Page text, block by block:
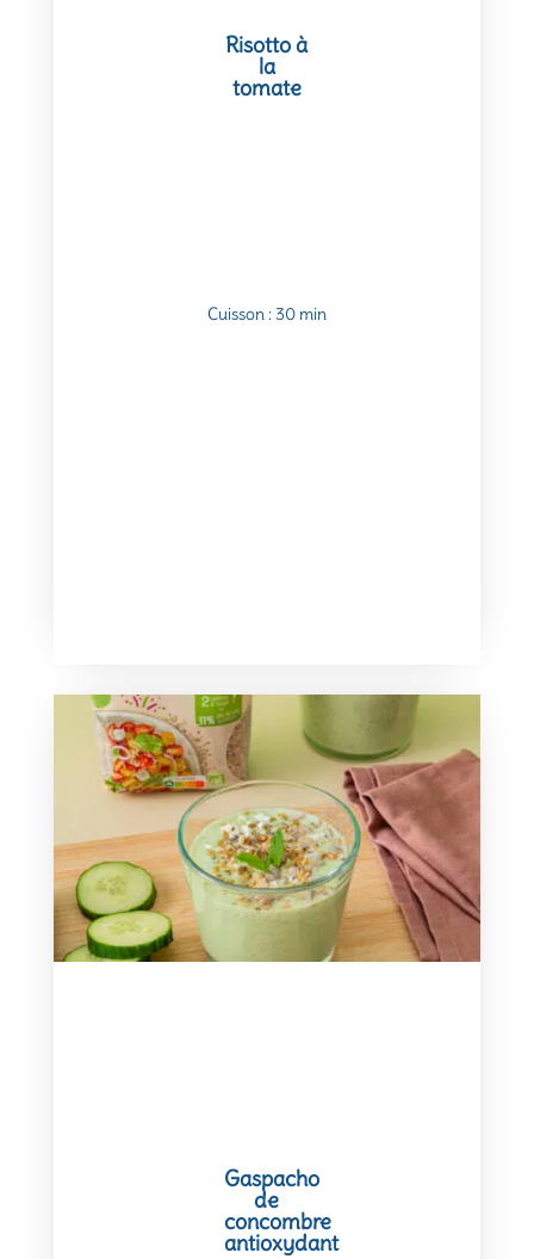
Risotto à
la
tomate
Cuisson : 30 min
Gaspacho
de
concombre
antioxydant